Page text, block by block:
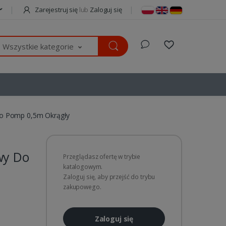
Zarejestruj się lub Zaloguj się
Wszystkie kategorie
Pomp 0,5m Okrągły
Do
Przeglądasz ofertę w trybie
katalogowym.
Zaloguj się, aby przejść do trybu
zakupowego.
Zaloguj się